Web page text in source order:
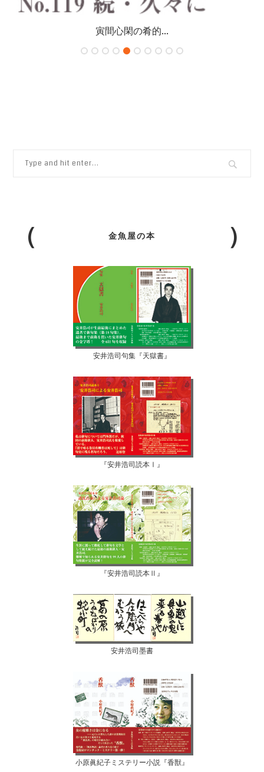
寅間心閑の肴的...
金魚屋の本
安井浩司句集『天獄書』
『安井浩司読本Ⅰ』
『安井浩司読本Ⅱ』
安井浩司墨書
小原眞紀子ミステリー小説『香獣』